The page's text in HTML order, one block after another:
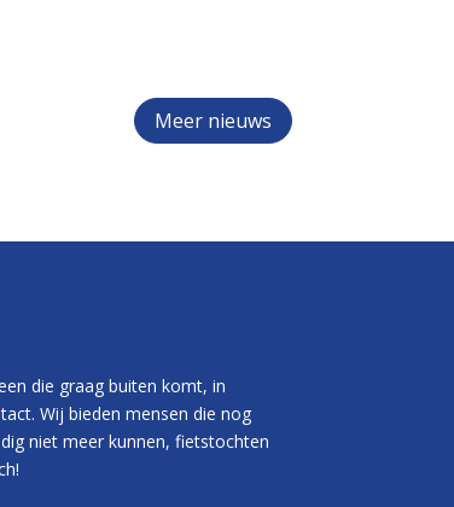
Meer nieuws
die graag buiten komt, in
Wij bieden mensen die nog
niet meer kunnen, fietstochten